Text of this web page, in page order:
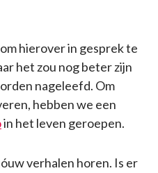
hierover in gesprek te
het zou nog beter zijn
nageleefd. Om
hebben we een
in het leven geroepen.
verhalen horen. Is er